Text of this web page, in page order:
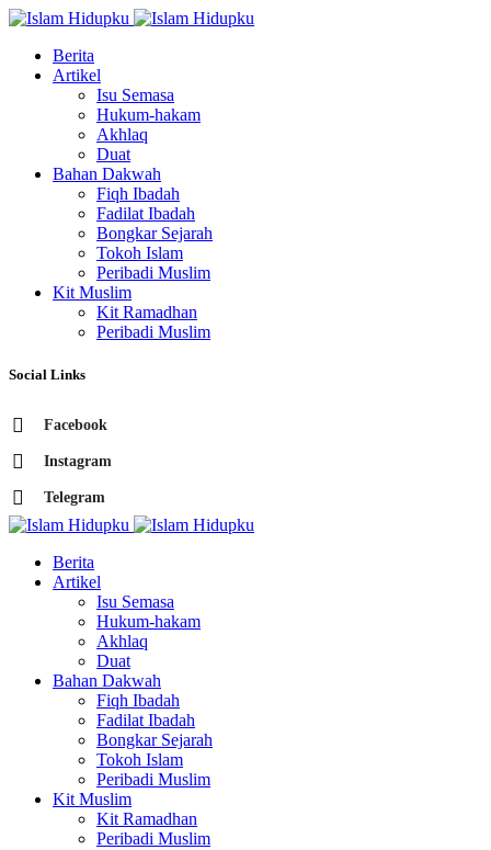
Berita
Artikel
Isu Semasa
Hukum-hakam
Akhlaq
Duat
Bahan Dakwah
Fiqh Ibadah
Fadilat Ibadah
Bongkar Sejarah
Tokoh Islam
Peribadi Muslim
Kit Muslim
Kit Ramadhan
Peribadi Muslim
Social Links
Facebook
Instagram
Telegram
Berita
Artikel
Isu Semasa
Hukum-hakam
Akhlaq
Duat
Bahan Dakwah
Fiqh Ibadah
Fadilat Ibadah
Bongkar Sejarah
Tokoh Islam
Peribadi Muslim
Kit Muslim
Kit Ramadhan
Peribadi Muslim